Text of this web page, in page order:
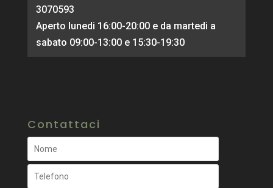
3070593
Aperto lunedi 16:00-20:00 e da martedi a
sabato 09:00-13:00 e 15:30-19:30
Contattaci